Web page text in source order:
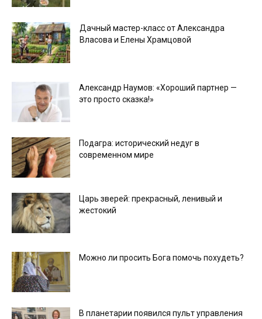
Дачный мастер-класс от Александра
Власова и Елены Храмцовой
Александр Наумов: «Хороший партнер —
это просто сказка!»
Подагра: исторический недуг в
современном мире
Царь зверей: прекрасный, ленивый и
жестокий
Можно ли просить Бога помочь похудеть?
В планетарии появился пульт управления